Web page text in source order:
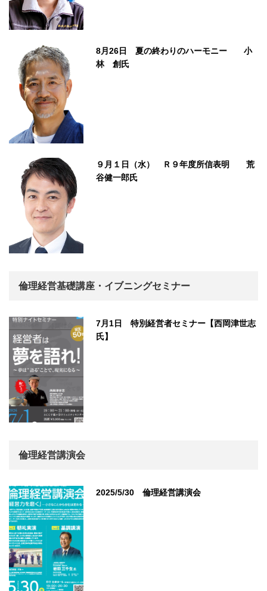
8月26日 夏の終わりのハーモニー 小
林 創氏
９月１日（水） Ｒ９年度所信表明 荒
谷健一郎氏
倫理経営基礎講座・イブニングセミナー
7月1日 特別経営者セミナー【西岡津世志
氏】
倫理経営講演会
2025/5/30 倫理経営講演会